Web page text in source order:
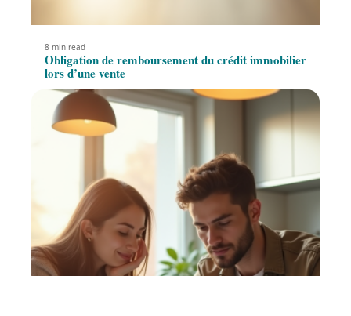
8 min read
Obligation de remboursement du crédit immobilier
lors d’une vente